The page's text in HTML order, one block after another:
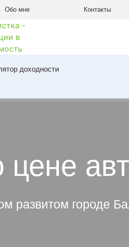
Обо мне Контакты
доходности
цене
развитом городе